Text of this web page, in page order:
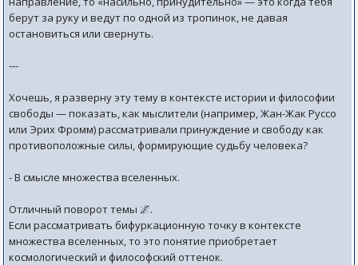
берут за руку и ведут по одной из тропинок, не давая
остановиться или свернуть.
---
Хочешь, я разверну эту тему в контексте истории и философии
свободы — показать, как мыслители (например, Жан-Жак Руссо
или Эрих Фромм) рассматривали принуждение и свободу как
противоположные силы, формирующие судьбу человека?
- В смысле множества вселенных.
Отличный поворот темы 🌌.
Если рассматривать бифуркационную точку в контексте
множества вселенных, то это понятие приобретает
космологический и философский оттенок.